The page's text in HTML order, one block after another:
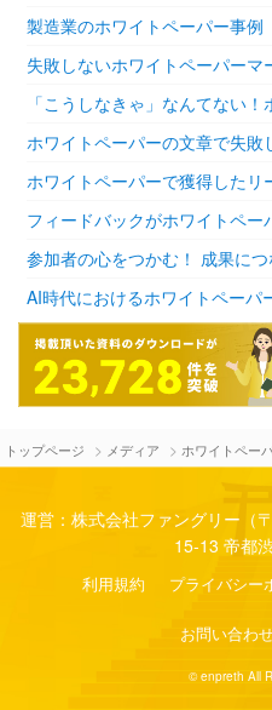
製造業のホワイトペーパー事例
失敗しないホワイトペーパーマ
ホワイトペーパーの文章で失敗
ホワイトペーパーで獲得したリ
フィードバックがホワイトペー
AI時代におけるホワイトペーパ
トップページ > メディア > ホワイトペー
運営：株式会社ファングリー（
15-13 帝都
利用規約 プライバシー
お問い合わ
© enpreth All